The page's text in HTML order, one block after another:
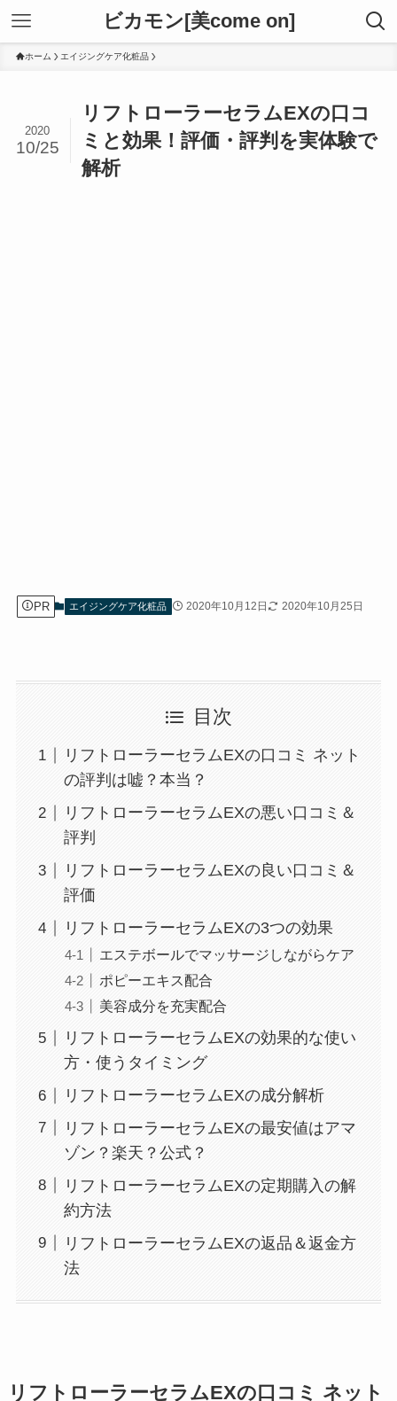
ビカモン[美come on]
ホーム エイジングケア化粧品
リフトローラーセラムEXの口コ
ミと効果！評価・評判を実体験で
解析
2020
10/25
PR エイジングケア化粧品 2020年10月12日 2020年10月25日
目次
リフトローラーセラムEXの口コミ ネット
の評判は嘘？本当？
リフトローラーセラムEXの悪い口コミ＆
評判
リフトローラーセラムEXの良い口コミ＆
評価
リフトローラーセラムEXの3つの効果
エステボールでマッサージしながらケア
ポピーエキス配合
美容成分を充実配合
リフトローラーセラムEXの効果的な使い
方・使うタイミング
リフトローラーセラムEXの成分解析
リフトローラーセラムEXの最安値はアマ
ゾン？楽天？公式？
リフトローラーセラムEXの定期購入の解
約方法
リフトローラーセラムEXの返品＆返金方
法
リフトローラーセラムEXの口コミ ネット